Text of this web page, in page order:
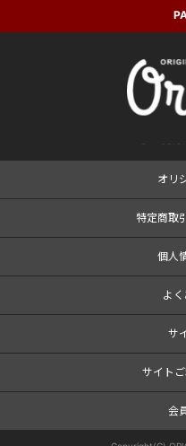
オリ
特定商取
個人
よ
サ
サイト
会